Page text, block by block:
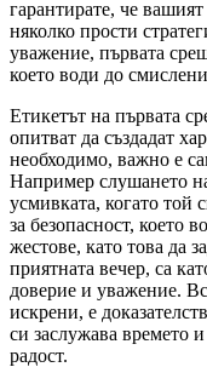
гарантирате, че
няколко прости
уважение, първата
което води до
Етикетът на първата
опитват да създадат
необходимо, важно е
Например слушането
усмивката, когато той
за безопасност, което
жестове, като това да
приятната вечер, са
доверие и уважение.
искрени, е
си заслужава времето
радост.